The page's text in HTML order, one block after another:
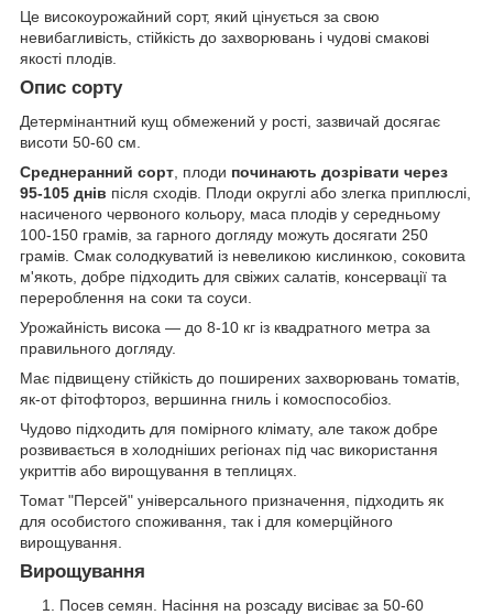
Це високоурожайний сорт, який цінується за свою
невибагливість, стійкість до захворювань і чудові смакові
якості плодів.
Опис сорту
Детермінантний кущ обмежений у рості, зазвичай досягає
висоти 50-60 см.
Среднеранний сорт, плоди починають дозрівати через
95-105 днів після сходів. Плоди округлі або злегка приплюслі,
насиченого червоного кольору, маса плодів у середньому
100-150 грамів, за гарного догляду можуть досягати 250
грамів. Смак солодкуватий із невеликою кислинкою, соковита
м'якоть, добре підходить для свіжих салатів, консервації та
перероблення на соки та соуси.
Урожайність висока — до 8-10 кг із квадратного метра за
правильного догляду.
Має підвищену стійкість до поширених захворювань томатів,
як-от фітофтороз, вершинна гниль і комоспособіоз.
Чудово підходить для помірного клімату, але також добре
розвивається в холодніших регіонах під час використання
укриттів або вирощування в теплицях.
Томат "Персей" універсального призначення, підходить як
для особистого споживання, так і для комерційного
вирощування.
Вирощування
Посев семян. Насіння на розсаду висіває за 50-60